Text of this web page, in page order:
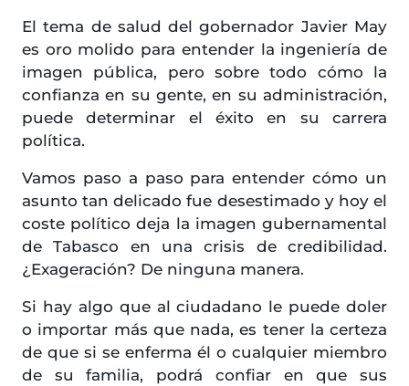
El tema de salud del gobernador Javier May
es oro molido para entender la ingeniería de
imagen pública, pero sobre todo cómo la
confianza en su gente, en su administración,
puede determinar el éxito en su carrera
política.
Vamos paso a paso para entender cómo un
asunto tan delicado fue desestimado y hoy el
coste político deja la imagen gubernamental
de Tabasco en una crisis de credibilidad.
¿Exageración? De ninguna manera.
Si hay algo que al ciudadano le puede doler
o importar más que nada, es tener la certeza
de que si se enferma él o cualquier miembro
de su familia, podrá confiar en que sus